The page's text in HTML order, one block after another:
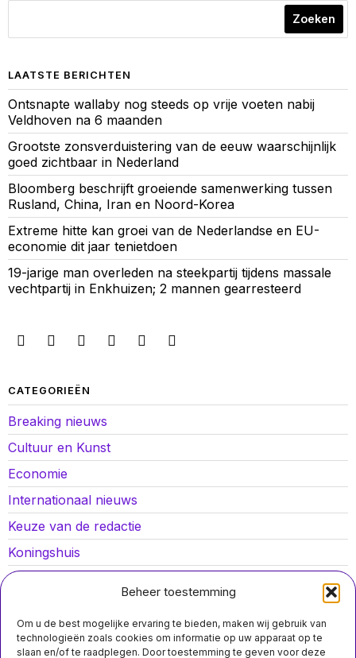
Beheer toestemming
Om u de best mogelijke ervaring te bieden, maken wij gebruik van
technologieën zoals cookies om informatie op uw apparaat op te
slaan en/of te raadplegen. Door toestemming te geven voor deze
Zoeken
LAATSTE BERICHTEN
Ontsnapte wallaby nog steeds op vrije voeten nabij
Veldhoven na 6 maanden
Grootste zonsverduistering van de eeuw waarschijnlijk
goed zichtbaar in Nederland
Bloomberg beschrijft groeiende samenwerking tussen
Rusland, China, Iran en Noord-Korea
Extreme hitte kan groei van de Nederlandse en EU-
economie dit jaar tenietdoen
19-jarige man overleden na steekpartij tijdens massale
vechtpartij in Enkhuizen; 2 mannen gearresteerd
CATEGORIEËN
Breaking nieuws
Cultuur en Kunst
Economie
Internationaal nieuws
Keuze van de redactie
Koningshuis
Lokaal nieuws
Opinies